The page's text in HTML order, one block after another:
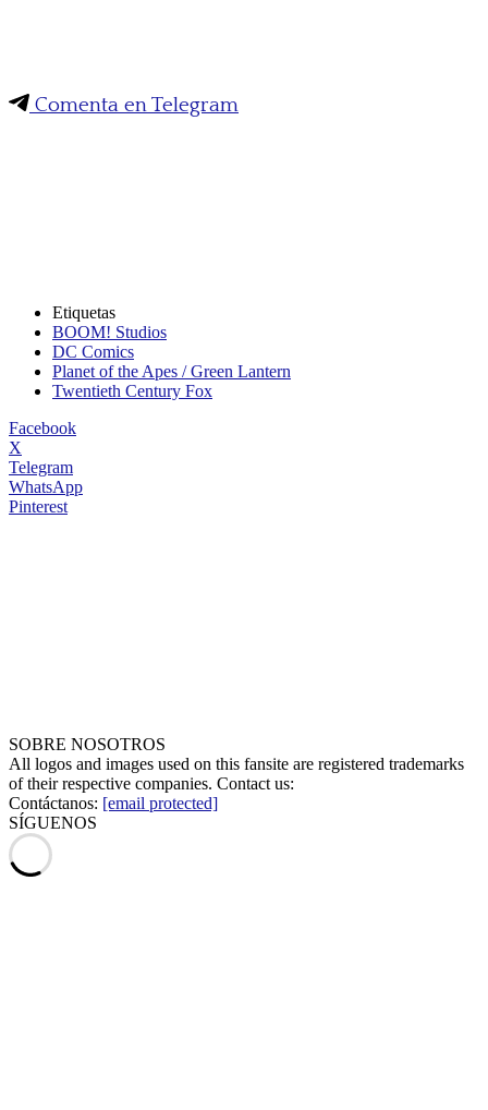
Comenta en Telegram
Etiquetas
BOOM! Studios
DC Comics
Planet of the Apes / Green Lantern
Twentieth Century Fox
Facebook
X
Telegram
WhatsApp
Pinterest
SOBRE NOSOTROS
All logos and images used on this fansite are registered trademarks
of their respective companies. Contact us:
Contáctanos: [email protected]
SÍGUENOS